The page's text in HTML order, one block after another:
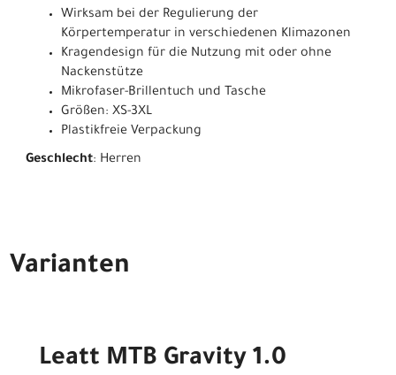
Wirksam bei der Regulierung der
Körpertemperatur in verschiedenen Klimazonen
Kragendesign für die Nutzung mit oder ohne
Nackenstütze
Mikrofaser-Brillentuch und Tasche
Größen: XS-3XL
Plastikfreie Verpackung
Geschlecht: Herren
Varianten
Leatt MTB Gravity 1.0